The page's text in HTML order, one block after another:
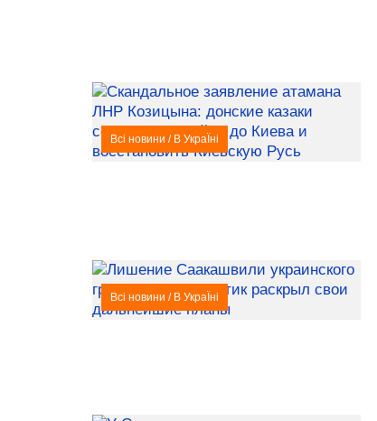
Всі новини / В УкраЇні
Всі новини / В УкраЇні